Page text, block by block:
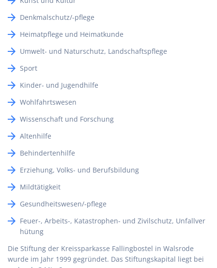
Denkmalschutz/-pflege
Heimatpflege und Heimatkunde
Umwelt- und Naturschutz, Landschaftspflege
Sport
Kinder- und Jugendhilfe
Wohlfahrtswesen
Wissenschaft und Forschung
Altenhilfe
Behindertenhilfe
Erziehung, Volks- und Berufsbildung
Mildtätigkeit
Gesundheitswesen/-pflege
Feuer-, Arbeits-, Katastrophen- und Zivilschutz, Unfallver
hütung
Die Stiftung der Kreissparkasse Fallingbostel in Walsrode
wurde im Jahr 1999 gegründet. Das Stiftungskapital liegt bei